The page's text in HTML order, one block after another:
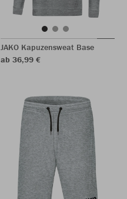
JAKO Kapuzensweat Base
ab 36,99 €